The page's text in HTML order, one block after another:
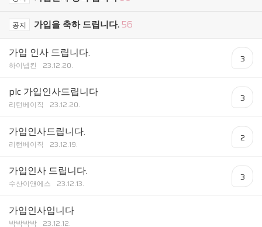
공지 가입을 축하 드립니다. 56
가입 인사 드립니다.
하이넵킨 23.12.20.
3
plc 가입인사드립니다
리턴베이직 23.12.20.
3
가입인사드립니다.
리턴베이직 23.12.19.
2
가입인사 드립니다.
수산이앤에스 23.12.13.
3
가입인사입니다
박박박박 23.12.12.